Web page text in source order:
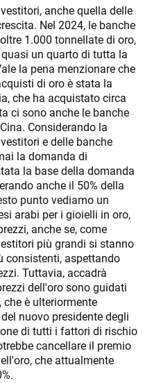
anche quella delle
Nel 2024, le banche
1.000 tonnellate di oro,
un quarto di tutta la
la pena menzionare che
di oro è stata la
che ha acquistato circa
ci sono anche le banche
Considerando la
e delle banche
la domanda di
la base della domanda
anche il 50% della
punto vediamo un
arabi per i gioielli in oro,
anche se, come
più grandi si stanno
consistenti, aspettando
Tuttavia, accadrà
dell'oro sono guidati
è ulteriormente
nuovo presidente degli
di tutti i fattori di rischio
cancellare il premio
che attualmente